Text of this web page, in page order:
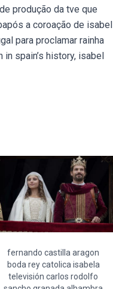
produção da tve que
a coroação de isabel
para proclamar rainha
spain’s history, isabel
fernando castilla aragon
boda rey catolica isabela
televisión carlos rodolfo